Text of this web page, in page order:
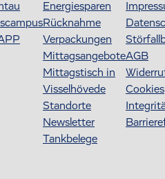
Energiesparen
Rücknahme
Verpackungen
Mittagsangebote
Mittagstisch in
Visselhövede
Standorte
Newsletter
Tankbelege
AGB
Cookies